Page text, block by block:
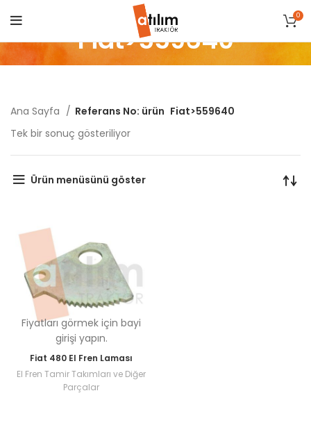
0
Fiat>559640
Ana Sayfa Referans No: ürün Fiat>559640
Tek bir sonuç gösteriliyor
Ürün menüsünü göster
Fiyatları görmek için bayi
girişi yapın.
Fiat 480 El Fren Laması
El Fren Tamir Takımları ve Diğer
Parçalar